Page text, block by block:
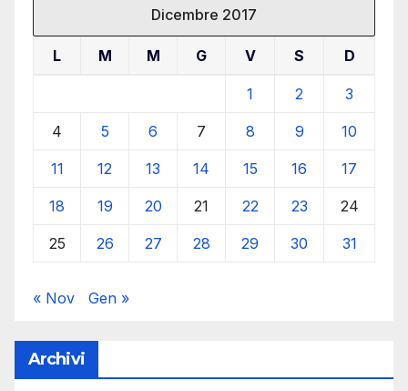
Dicembre 2017
L M M G V S D
1 2 3
4 5 6 7 8 9 10
11 12 13 14 15 16 17
18 19 20 21 22 23 24
25 26 27 28 29 30 31
« Nov Gen »
Archivi